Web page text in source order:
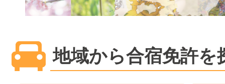
地域から合宿免許を